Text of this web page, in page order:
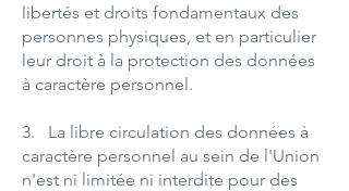
libertés et droits fondamentaux des
personnes physiques, et en particulier
leur droit à la protection des données
à caractère personnel.
3. La libre circulation des données à
caractère personnel au sein de l'Union
n'est ni limitée ni interdite pour des